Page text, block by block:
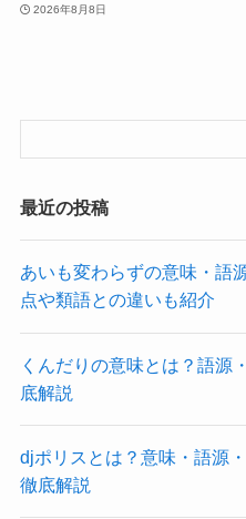
2026年8月8日
最近の投稿
あいも変わらずの意味・語
点や類語との違いも紹介
くんだりの意味とは？語源
底解説
djポリスとは？意味・語源
徹底解説